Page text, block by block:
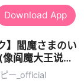
Download App
】閻魔さまのい
阎魔大王说的
キオピー】
ー_official